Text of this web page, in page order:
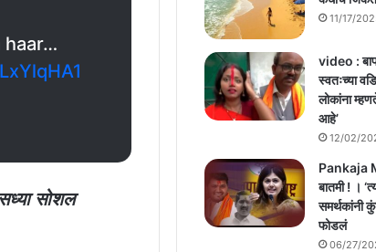
haar…
सोशल
11/17/
video : बाप
स्वतःच्या
लोकांना
आहे’
12/02/
Pankaja
बातमी ! ।
समर्थकांनी
फोडलं
06/27/